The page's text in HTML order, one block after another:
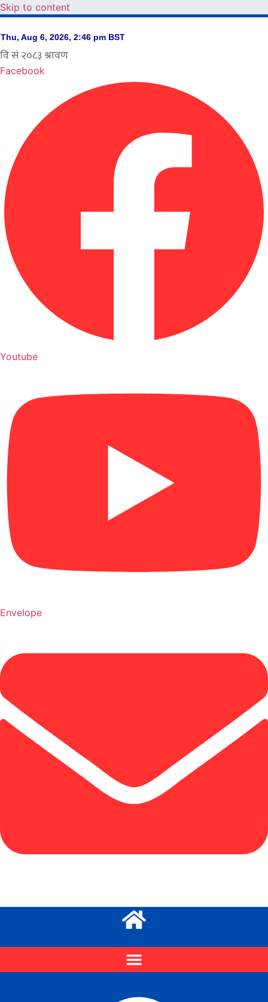
Skip to content
Facebook
Youtube
Envelope